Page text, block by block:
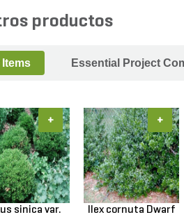
productos
Essential Project
sinica var.
+
Ilex cornuta Dwarf
+